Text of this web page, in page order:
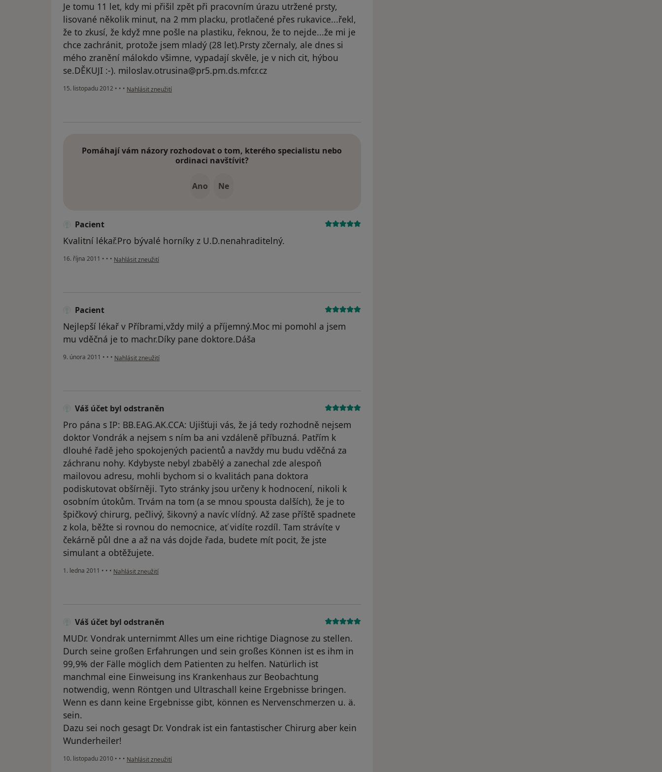
Je tomu 11 let, kdy mi přišil zpět při pracovním úrazu utržené prsty,
lisované několik minut, na 2 mm placku, protlačené přes rukavice...řekl,
že to zkusí, že když mne pošle na plastiku, řeknou, že to nejde...že mi je
chce zachránit, protože jsem mladý (28 let).Prsty zčernaly, ale dnes si
mého zranění málokdo všimne, vypadají skvěle, je v nich cit, hýbou
se.DĚKUJI :-). miloslav.otrusina@pr5.pm.ds.mfcr.cz
15. listopadu 2012 • • • podle názoru uživatele Váš účet byl odstraněn
Nahlásit zneužití
Pomáhají vám názory rozhodovat o tom, kterého specialistu nebo
ordinaci navštívit?
Ano Ne
Pacient
Kvalitní lékař.Pro bývalé horníky z U.D.nenahraditelný.
16. října 2011 • • • podle názoru uživatele Pacient
Nahlásit zneužití
Pacient
Nejlepší lékař v Příbrami,vždy milý a příjemný.Moc mi pomohl a jsem
mu vděčná je to machr.Díky pane doktore.Dáša
9. února 2011 • • • podle názoru uživatele Pacient
Nahlásit zneužití
Váš účet byl odstraněn
Pro pána s IP: BB.EAG.AK.CCA: Ujišťuji vás, že já tedy rozhodně nejsem
doktor Vondrák a nejsem s ním ba ani vzdáleně příbuzná. Patřím k
dlouhé řadě jeho spokojených pacientů a navždy mu budu vděčná za
záchranu nohy. Kdybyste nebyl zbabělý a zanechal zde alespoň
mailovou adresu, mohli bychom si o kvalitách pana doktora
podiskutovat obšírněji. Tyto stránky jsou určeny k hodnocení, nikoli k
osobním útokům. Trvám na tom (a se mnou spousta dalších), že je to
špičkový chirurg, pečlivý, šikovný a navíc vlídný. Až zase příště spadnete
z kola, běžte si rovnou do nemocnice, ať vidíte rozdíl. Tam strávíte v
čekárně půl dne a až na vás dojde řada, budete mít pocit, že jste
simulant a obtěžujete.
1. ledna 2011 • • • podle názoru uživatele Váš účet byl odstraněn
Nahlásit zneužití
Váš účet byl odstraněn
MUDr. Vondrak unternimmt Alles um eine richtige Diagnose zu stellen.
Durch seine großen Erfahrungen und sein großes Können ist es ihm in
99,9% der Fälle möglich dem Patienten zu helfen. Natürlich ist
manchmal eine Einweisung ins Krankenhaus zur Beobachtung
notwendig, wenn Röntgen und Ultraschall keine Ergebnisse bringen.
Wenn es dann keine Ergebnisse gibt, können es Nervenschmerzen u. ä.
sein.
Dazu sei noch gesagt Dr. Vondrak ist ein fantastischer Chirurg aber kein
Wunderheiler!
10. listopadu 2010 • • • podle názoru uživatele Váš účet byl odstraněn
Nahlásit zneužití